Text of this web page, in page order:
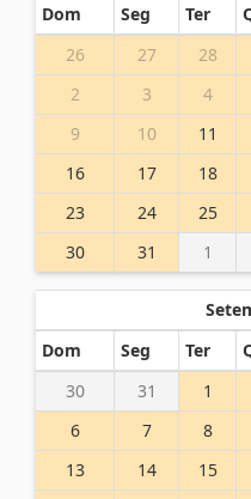
Dom
Seg Ter
26
27 28
2
3 4
9
10 11
16
17 18
23
24 25
30
31 1
Dom
Seg Ter
30
31 1
6
7 8
13
14 15